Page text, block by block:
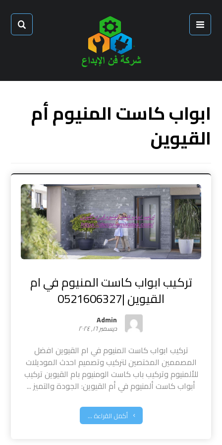
ابواب كاست المنيوم أم
القيوين
تركيب ابواب كاست المنيوم في ام
القيوين |0521606327
Admin
ديسمبر ١٦, ٢٠٢٤
تركيب ابواب كاست المنيوم في ام القيوين افضل
المصممين المختصين لتركيب وتصميم احدث الموديلات
للألمنيوم وتركيب باب كاست الومنيوم بام القيوين تركيب
أبواب كاست ألمنيوم في أم القيوين: الجودة والتميز ...
أكمل القراءة ...